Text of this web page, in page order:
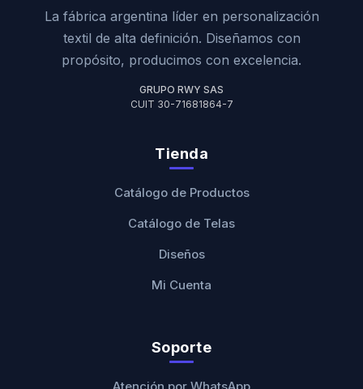
La fábrica argentina líder en personalización
textil de alta definición. Diseñamos con
propósito, producimos con excelencia.
GRUPO RWY SAS
CUIT 30-71681864-7
Tienda
Catálogo de Productos
Catálogo de Telas
Diseños
Mi Cuenta
Soporte